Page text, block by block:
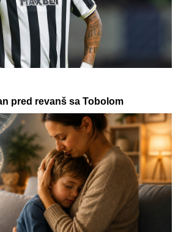
za ručak: Zdravo, ukusno i
Црна Гора следећа у војном
и Приштине